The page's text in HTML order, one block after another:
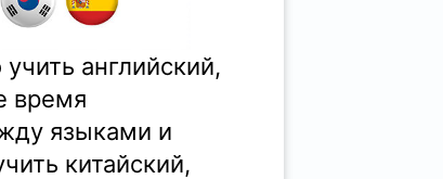
английский,
время
языками и
китайский,